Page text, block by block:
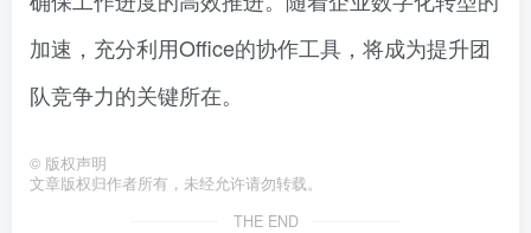
加速，充分利用Office的协作工具，将成为提升团
队竞争力的关键所在。
© 版权声明
文章版权归作者所有，未经允许请勿转载。
THE END